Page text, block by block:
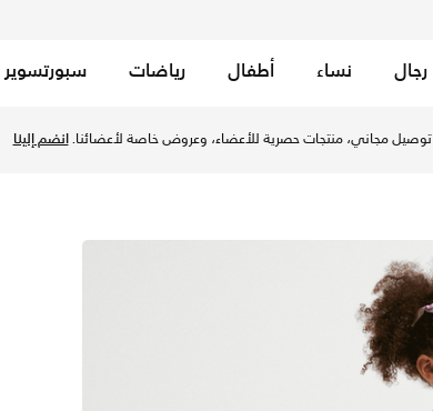
رجال نساء أطفال رياضات سبورتسوير
توصيل مجاني، منتجات حصرية للأعضاء، وعروض خاصة لأعضائنا.انضم إلينا